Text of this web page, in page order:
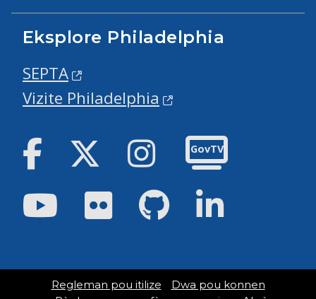
Eksplore Philadelphia
SEPTA
Vizite Philadelphia
Facebook Twitter Instagram
GovTV
YoutubeFlickr GitHub
Regleman pou itilize
Dwa pou konnen